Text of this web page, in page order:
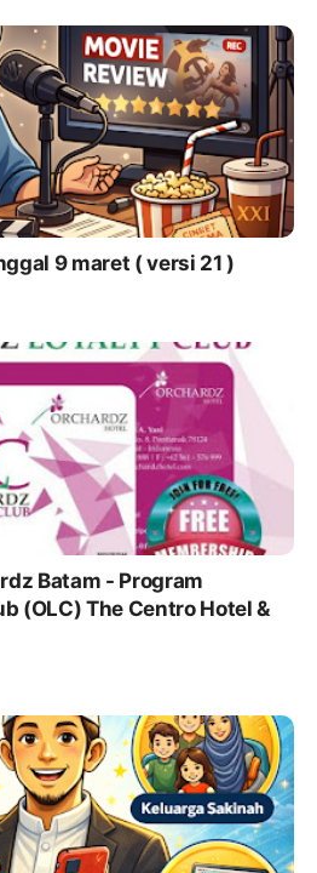
9 maret ( versi 21 )
Batam - Program
(OLC) The Centro Hotel &